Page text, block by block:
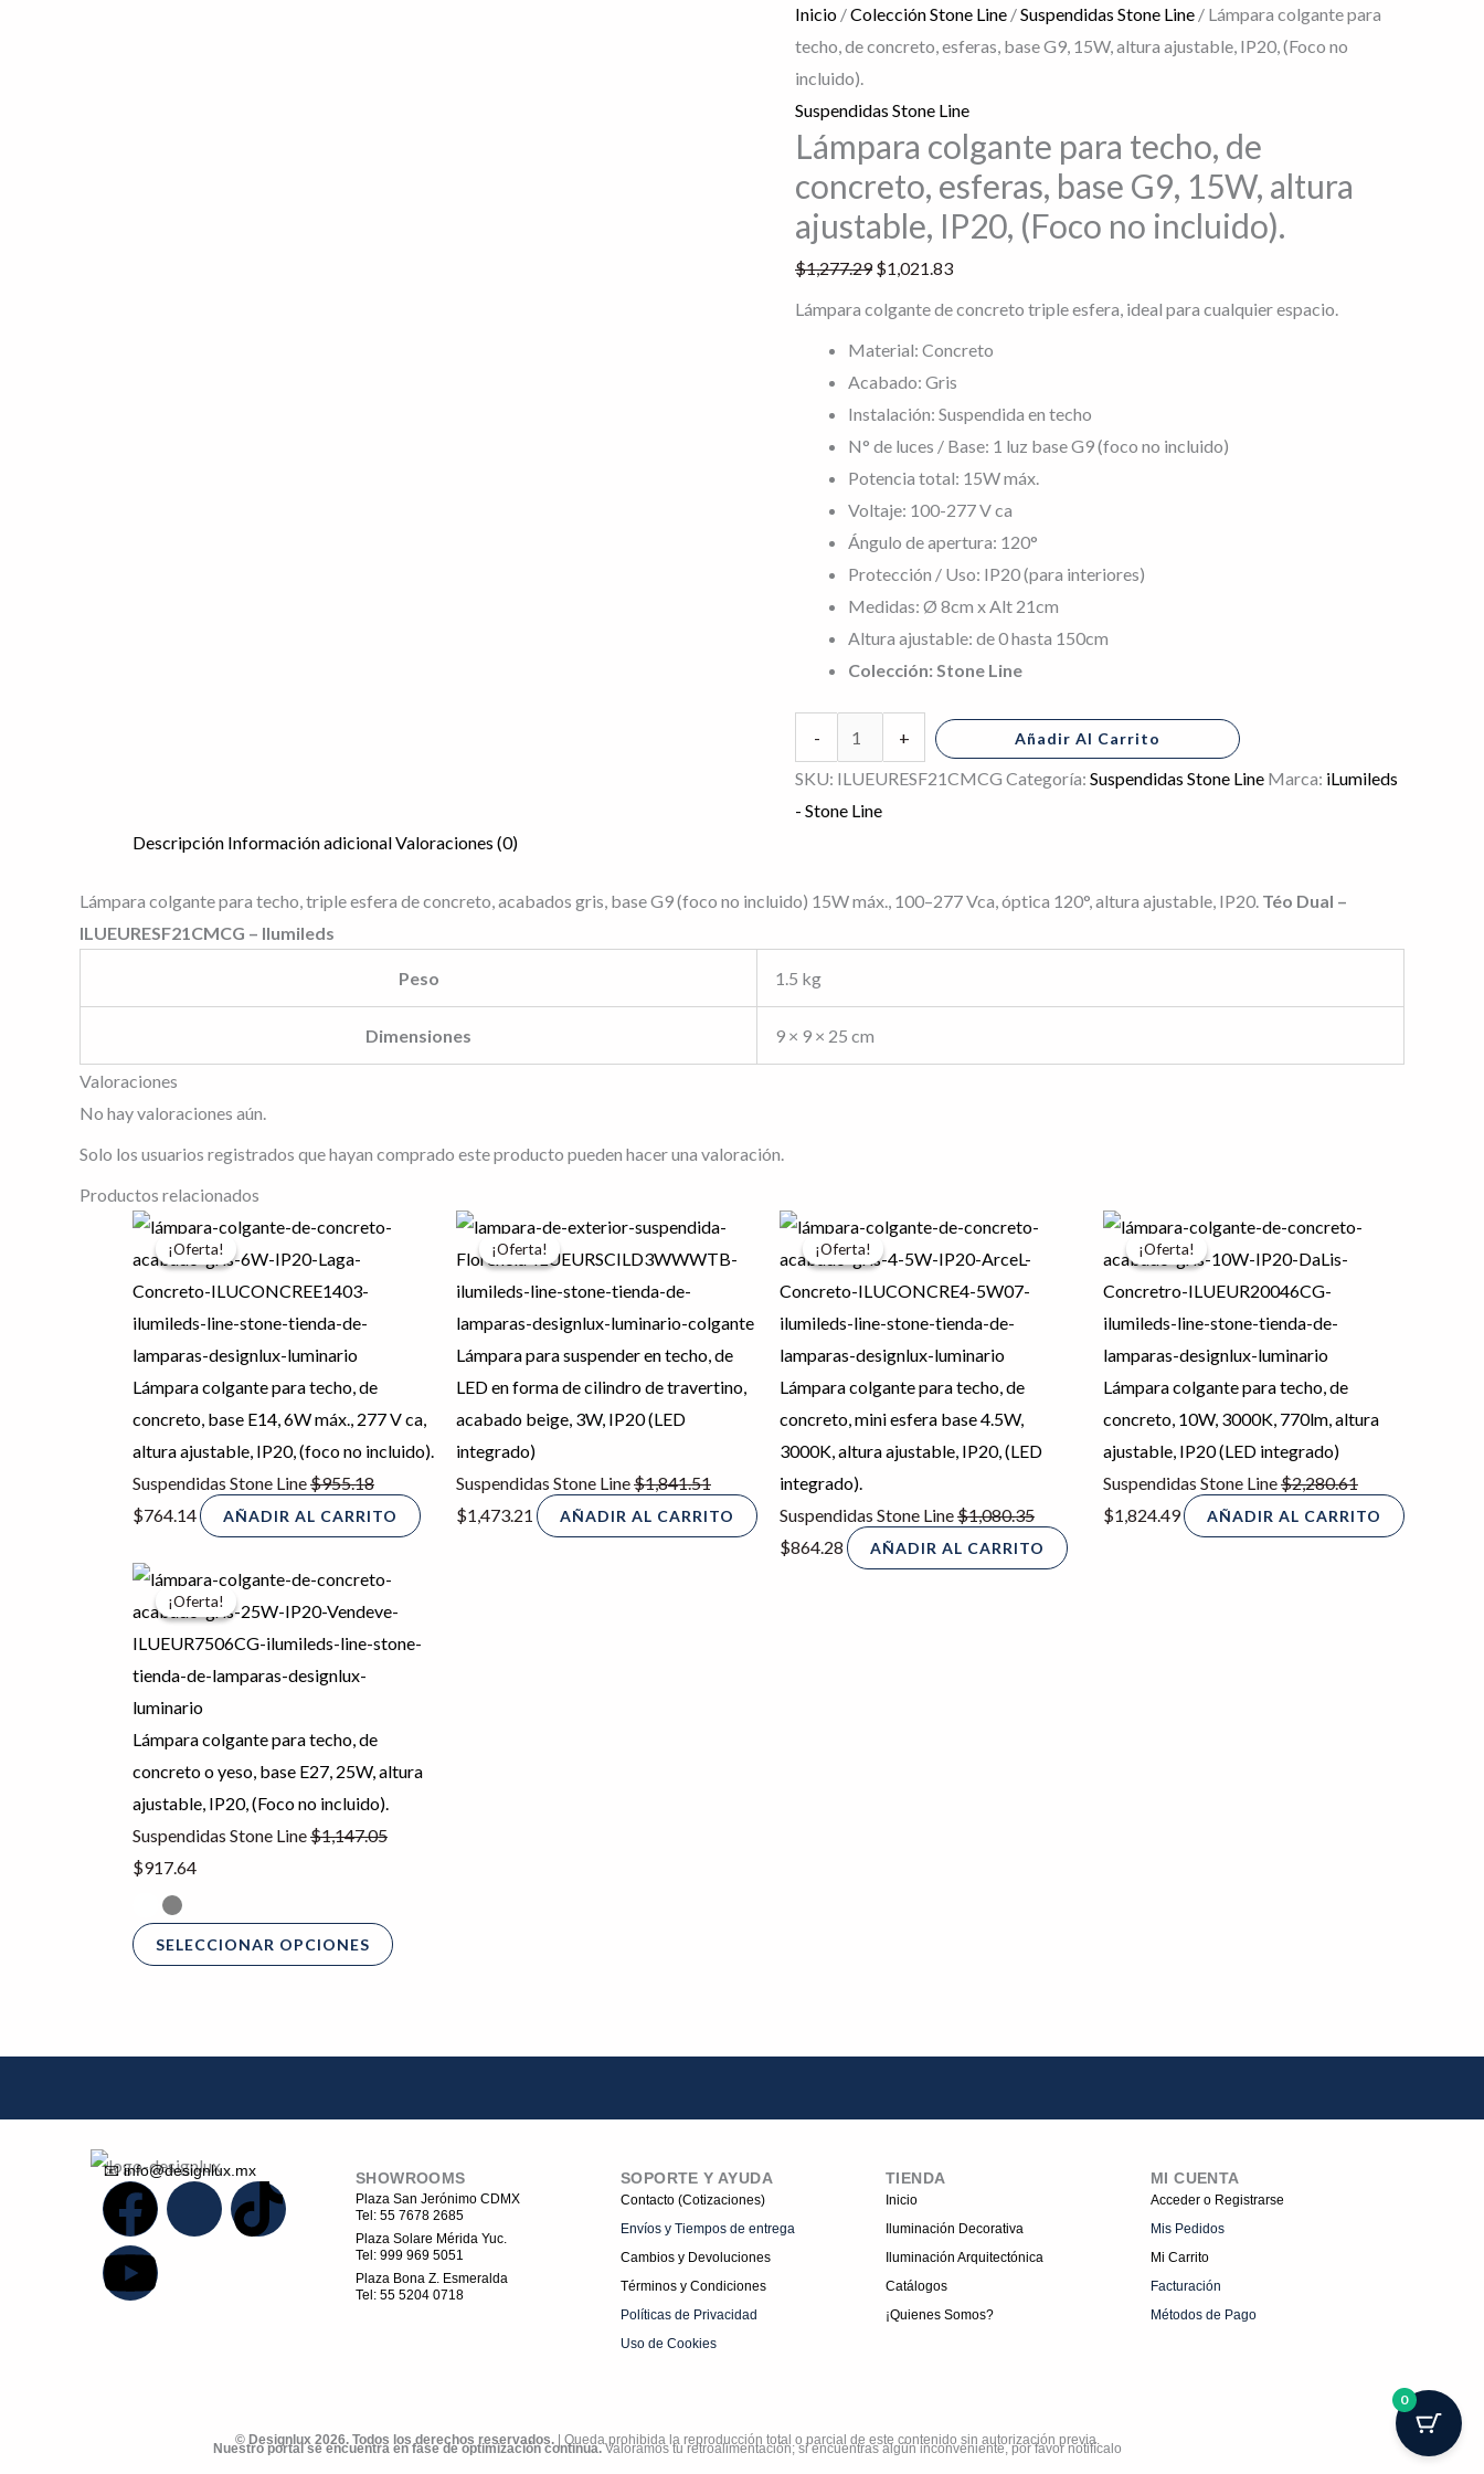
Inicio /Colección Stone Line /Suspendidas Stone Line / Lámpara colgante para
techo, de concreto, esferas, base G9, 15W, altura ajustable, IP20, (Foco no
incluido).
Suspendidas Stone Line
Lámpara colgante para techo, de
concreto, esferas, base G9, 15W, altura
ajustable, IP20, (Foco no incluido).
$1,277.29 $1,021.83
Lámpara colgante de concreto triple esfera, ideal para cualquier espacio.
Material: Concreto
Acabado: Gris
Instalación: Suspendida en techo
N° de luces / Base: 1 luz base G9 (foco no incluido)
Potencia total: 15W máx.
Voltaje: 100-277 V ca
Ángulo de apertura: 120°
Protección / Uso: IP20 (para interiores)
Medidas: Ø 8cm x Alt 21cm
Altura ajustable: de 0 hasta 150cm
Colección: Stone Line
- + Añadir Al Carrito
SKU: ILUEURESF21CMCG Categoría: Suspendidas Stone Line Marca: iLumileds
- Stone Line
Descripción Información adicionalValoraciones (0)
Lámpara colgante para techo, triple esfera de concreto, acabados gris, base G9 (foco no incluido) 15W máx., 100–277 Vca, óptica 120°, altura ajustable, IP20. Téo Dual –
ILUEURESF21CMCG – Ilumileds
Peso 1.5 kg
Dimensiones 9 × 9 × 25 cm
Valoraciones
No hay valoraciones aún.
Solo los usuarios registrados que hayan comprado este producto pueden hacer una valoración.
Productos relacionados
¡Oferta!
¡Oferta!
Lámpara colgante para techo, de
concreto, base E14, 6W máx., 277 V ca,
altura ajustable, IP20, (foco no incluido).
Suspendidas Stone Line$955.18
El
precio
original
era:
$955.18.
$764.14
El
precio
actual
es:
$764.14.
AÑADIR AL CARRITO
¡Oferta!
¡Oferta!
Lámpara para suspender en techo, de
LED en forma de cilindro de travertino,
acabado beige, 3W, IP20 (LED
integrado)
Suspendidas Stone Line$1,841.51
El
precio
original
era:
$1,841.51.
$1,473.21
El
precio
actual
es:
$1,473.21.
AÑADIR AL CARRITO
¡Oferta!
¡Oferta!
Lámpara colgante para techo, de
concreto, mini esfera base 4.5W,
3000K, altura ajustable, IP20, (LED
integrado).
Suspendidas Stone Line$1,080.35
El
precio
original
era:
$1,080.35.
$864.28
El
precio
actual
es:
$864.28.
AÑADIR AL CARRITO
¡Oferta!
¡Oferta!
Lámpara colgante para techo, de
concreto, 10W, 3000K, 770lm, altura
ajustable, IP20 (LED integrado)
Suspendidas Stone Line$2,280.61
El
precio
original
era:
$2,280.61.
$1,824.49
El
precio
actual
es:
$1,824.49.
AÑADIR AL CARRITO
¡Oferta!
¡Oferta!
Lámpara colgante para techo, de
concreto o yeso, base E27, 25W, altura
ajustable, IP20, (Foco no incluido).
Suspendidas Stone Line$1,147.05
El
precio
original
era:
$1,147.05.
$917.64
El
precio
actual
es:
$917.64.
SELECCIONAR OPCIONES
producto
tiene
opciones
📧 info@designlux.mx
F
a
I
T
o
Y
o
SHOWROOMS
Plaza San Jerónimo CDMX
Tel: 55 7678 2685
Plaza Solare Mérida Yuc.
Tel: 999 969 5051
Plaza Bona Z. Esmeralda
Tel: 55 5204 0718
SOPORTE Y AYUDA
Contacto (Cotizaciones)
Envíos y Tiempos de entrega
Cambios y Devoluciones
Términos y Condiciones
Políticas de Privacidad
Uso de Cookies
TIENDA
Inicio
Iluminación Decorativa
Iluminación Arquitectónica
Catálogos
¡Quienes Somos?
MI CUENTA
Acceder o Registrarse
Mis Pedidos
Mi Carrito
Facturación
Métodos de Pago
© Designlux 2026. Todos los derechos reservados. | Queda prohibida la reproducción total o parcial de este contenido sin autorización previa.
Nuestro portal se encuentra en fase de optimización continua.Valoramos tu retroalimentación; si encuentras algún inconveniente, por favor notifícalo
0